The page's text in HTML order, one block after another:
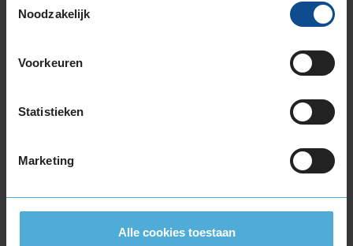
Noodzakelijk
Voorkeuren
Statistieken
Marketing
Alle cookies toestaan
225/40R19 93T EXTRALOAD
225/40R19 93W EXTRALOAD
235/35R19 91W EXTRALOAD
235/40R19 96V EXTRALOAD
235/45R19 99T EXTRALOAD
235/50R19 103V EXTRALOAD